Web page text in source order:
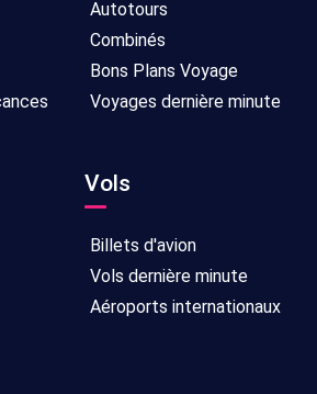
Autotours
Combinés
Bons Plans Voyage
Voyages dernière minute
Vols
Billets d'avion
Vols dernière minute
Aéroports internationaux